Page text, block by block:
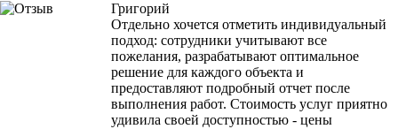
Григорий
Отдельно хочется отметить индивидуальный
подход: сотрудники учитывают все
пожелания, разрабатывают оптимальное
решение для каждого объекта и
предоставляют подробный отчет после
выполнения работ. Стоимость услуг приятно
удивила своей доступностью - цены